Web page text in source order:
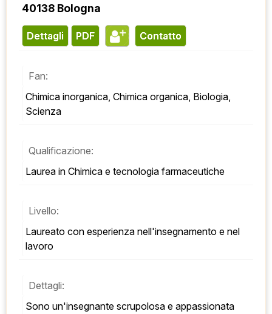
40138 Bologna
Dettagli PDF contatto
Fan:
Chimica inorganica, Chimica organica, Biologia,
Scienza
Qualificazione:
Laurea in Chimica e tecnologia farmaceutiche
Livello:
Laureato con esperienza nell'insegnamento e nel
lavoro
Dettagli:
Sono un'insegnante scrupolosa e appassionata